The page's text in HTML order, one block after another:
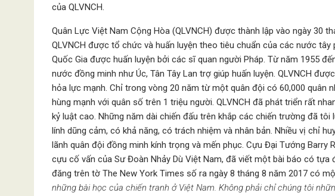
của QLVNCH.
Quân Lực Việt Nam Cộng Hòa (QLVNCH) được thành lập vào ngày 30
QLVNCH được tổ chức và huấn luyện theo tiêu chuẩn của các nước tây
Quốc Gia được huấn luyện bởi các sĩ quan người Pháp. Từ năm 1955
nước đồng minh như Úc, Tân Tây Lan trợ giúp huấn luyện. QLVNCH
hỏa lực mạnh. Chỉ trong vòng 20 năm từ một quân đội có 60,000 quân
hùng mạnh với quân số trên 1 triệu người. QLVNCH đã phát triển rất
kỷ luật cao. Những năm dài chiến đấu trên khắp các chiến trường đã tôi
lính dũng cảm, có khả năng, có trách nhiệm và nhân bản. Nhiều vị chỉ
lãnh quân đội đồng minh kính trọng và mến phục. Cựu Đại Tướng Barry
cựu cố vấn của Sư Đoàn Nhảy Dù Việt Nam, đã viết một bài báo có tựa
đăng trên tờ The New York Times số ra ngày 8 tháng 8 năm 2017 có
những bài học của chiến tranh ở Việt Nam. Không phải chỉ chúng tôi